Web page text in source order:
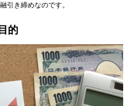
引き締めなのです。
的